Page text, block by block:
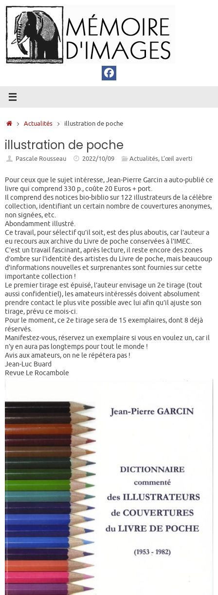
Passer
au
contenu
Accueil
Actualités illustration de poche
illustration de poche
Pascale Rousseau 2022/10/09 Actualités, L’œil averti
Pour ceux que le sujet intéresse, Jean-Pierre Garcin a auto-publié ce
livre qui comprend 330 p., coûte 20 Euros + port.
Il comprend des notices bio-biblio sur 122 illustrateurs de la célèbre
collection, identifiant un certain nombre de couvertures anonymes,
non signées, etc.
Abondamment illustré.
Ce travail, pour sélectif qu’il soit, est des plus aboutis, car l’auteur a
eu recours aux archive du Livre de poche conservées à l’IMEC.
C’est un travail fascinant, après lecture, il reste encore des zones
d’ombre sur l’identité des artistes du Livre de poche, mais beaucoup
d’informations nouvelles et surprenantes sont fournies sur cette
importante collection !
Le premier tirage est épuisé, l’auteur envisage un 2e tirage (tout
aussi confidentiel), les amateurs intéressés doivent absolument
prendre contact le plus vite possible avec lui afin qu’il ajuste son
tirage, prévu ce mois-ci.
Pour le moment, ce 2e tirage sera de 15 exemplaires, dont 8 déjà
réservés.
Manifestez-vous, réservez un exemplaire si vous en voulez un, car il
n’y en aura pas longtemps pour tout le monde !
Avis aux amateurs, on ne le répétera pas !
Jean-Luc Buard
Revue Le Rocambole